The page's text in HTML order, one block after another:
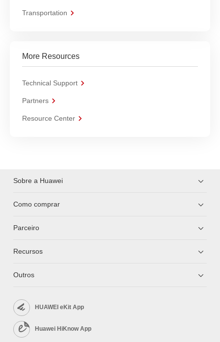
Transportation
More Resources
Technical Support
Partners
Resource Center
Sobre a Huawei
Como comprar
Parceiro
Recursos
Outros
HUAWEI eKit App
Huawei HiKnow App